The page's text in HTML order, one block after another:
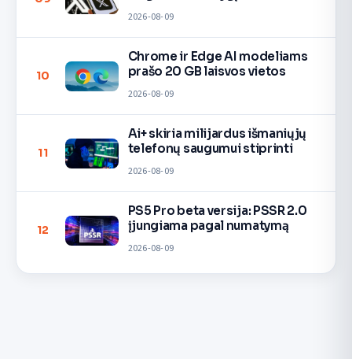
2026-08-09
10
Chrome ir Edge AI modeliams
prašo 20 GB laisvos vietos
2026-08-09
11
Ai+ skiria milijardus išmaniųjų
telefonų saugumui stiprinti
2026-08-09
12
PS5 Pro beta versija: PSSR 2.0
įjungiama pagal numatymą
2026-08-09